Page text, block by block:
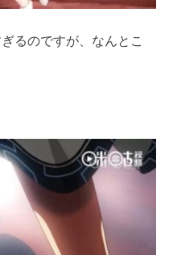
るのですが、なんとこ